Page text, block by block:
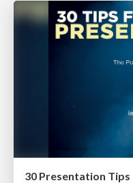
30 Presentation Tips